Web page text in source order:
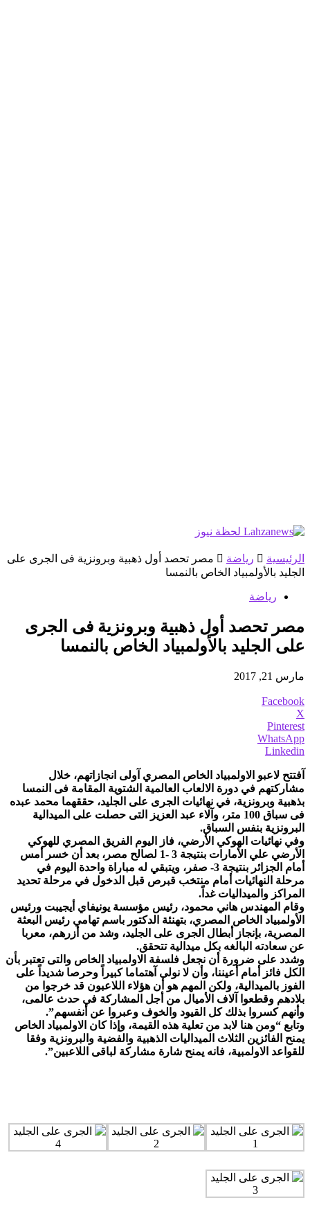
الرئيسية رياضة
مصر تحصد أول ذهبية وبرونزية فى الجرى على
الجليد بالأولمبياد الخاص بالنمسا
رياضة
مصر تحصد أول ذهبية وبرونزية فى الجرى
على الجليد بالأولمبياد الخاص بالنمسا
مارس 21, 2017
Facebook
X
Pinterest
WhatsApp
Linkedin
آفتتح لاعبو الاولمبياد الخاص المصري آولى انجازاتهم، خلال
مشاركتهم في دورة الالعاب العالمية الشتوية المقامة فى النمسا
بذهبية وبرونزية، في نهائيات الجرى على الجليد، حققهما محمد عبده
فى سباق 100 متر، وآلاء عبد العزيز التى حصلت على الميدالية
البرونزية بنفس السباق.
وفي نهائيات الهوكي الأرضي، فاز اليوم الفريق المصري للهوكي
الأرضي علي الأمارات بنتيجة 3 -1 لصالح مصر، بعد أن خسر أمس
أمام الجزائر بنتيجة 3- صفر، ويتبقي له مباراة واحدة اليوم في
مرحلة النهائيات أمام منتخب قبرص قبل الدخول في مرحلة تحديد
المراكز والميداليات غداً.
وقام المهندس هاني محمود، رئيس مؤسسة يونيفاي أيجيبت ورئيس
الأولمبياد الخاص المصري، بتهنئة الدكتور باسم تهامي رئيس البعثة
المصرية، بإنجاز أبطال الجرى على الجليد، وشد من أزرهم، معربا
عن سعادته البالغه بكل ميدالية تتحقق.
وشدد على ضرورة أن نجعل فلسفة الاولمبياد الخاص والتى تعتبر بأن
الكل فائز أمام أعيننا، وأن لا نولى آهتماما كبيراً وحرصا شديداً على
الفوز بالميدالية، ولكن المهم هو أن هؤلاء اللاعبون قد خرجوا من
بلادهم وقطعوا آلاف الأميال من أجل المشاركة في حدث عالمى،
وأنهم كسروا بذلك كل القيود والخوف وعبروا عن أنفسهم”.
وتابع “ومن هنا لابد من تعلية هذه القيمة، وإذا كان الاولمبياد الخاص
يمنح الفائزين الثلاث الميداليات الذهبية والفضية والبرونزية وفقا
للقواعد الاولمبية، فانه يمنح شارة مشاركة لباقى اللاعبين”.